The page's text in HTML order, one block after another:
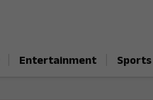
Entertainment Sports